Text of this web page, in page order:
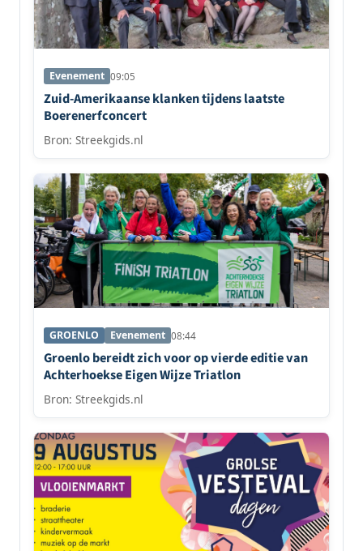
Evenement 09:05
Zuid-Amerikaanse klanken tijdens laatste
Boerenerfconcert
Bron: Streekgids.nl
GROENLO Evenement 08:44
Groenlo bereidt zich voor op vierde editie van
Achterhoekse Eigen Wijze Triatlon
Bron: Streekgids.nl